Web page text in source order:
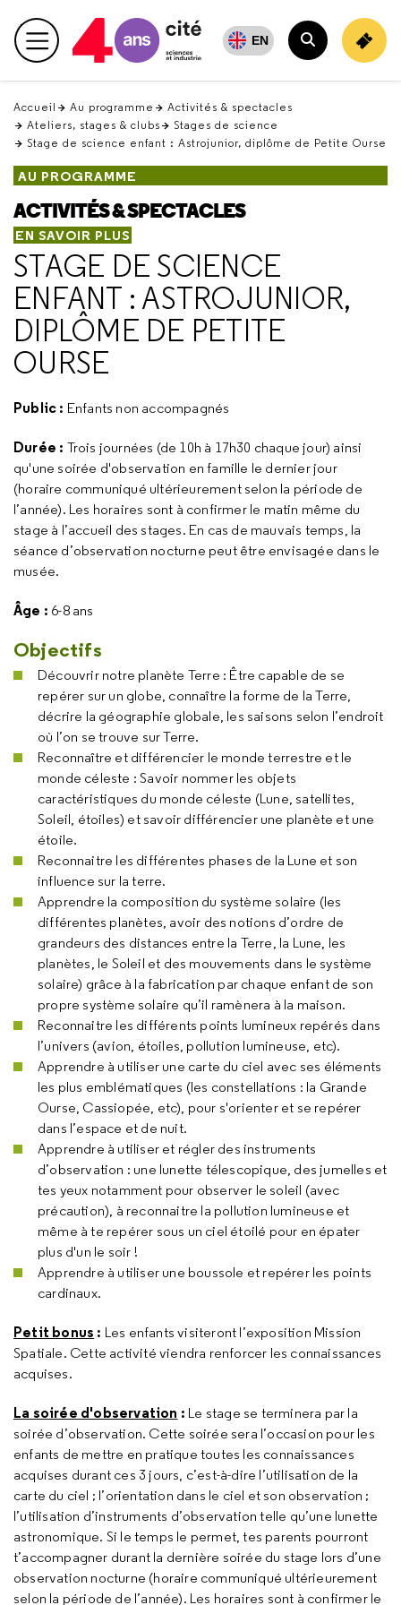
en
haut Menu principal EN
Rechercher
Accueil Au programme
Activités & spectacles
Ateliers, stages & clubs
Stages de science
Stage de science enfant : Astrojunior, diplôme de Petite Ourse
AU PROGRAMME
ACTIVITÉS & SPECTACLES
EN SAVOIR PLUS
STAGE DE SCIENCE
ENFANT : ASTROJUNIOR,
DIPLÔME DE PETITE
OURSE
Public : Enfants non accompagnés
Durée : Trois journées (de 10h à 17h30 chaque jour) ainsi
qu'une soirée d'observation en famille le dernier jour
(horaire communiqué ultérieurement selon la période de
l’année). Les horaires sont à confirmer le matin même du
stage à l’accueil des stages. En cas de mauvais temps, la
séance d’observation nocturne peut être envisagée dans le
musée.
Âge : 6-8 ans
Objectifs
Découvrir notre planète Terre : Être capable de se
repérer sur un globe, connaître la forme de la Terre,
décrire la géographie globale, les saisons selon l’endroit
où l’on se trouve sur Terre.
Reconnaître et différencier le monde terrestre et le
monde céleste : Savoir nommer les objets
caractéristiques du monde céleste (Lune, satellites,
Soleil, étoiles) et savoir différencier une planète et une
étoile.
Reconnaitre les différentes phases de la Lune et son
influence sur la terre.
Apprendre la composition du système solaire (les
différentes planètes, avoir des notions d’ordre de
grandeurs des distances entre la Terre, la Lune, les
planètes, le Soleil et des mouvements dans le système
solaire) grâce à la fabrication par chaque enfant de son
propre système solaire qu’il ramènera à la maison.
Reconnaitre les différents points lumineux repérés dans
l’univers (avion, étoiles, pollution lumineuse, etc).
Apprendre à utiliser une carte du ciel avec ses éléments
les plus emblématiques (les constellations : la Grande
Ourse, Cassiopée, etc), pour s'orienter et se repérer
dans l’espace et de nuit.
Apprendre à utiliser et régler des instruments
d’observation : une lunette télescopique, des jumelles et
tes yeux notamment pour observer le soleil (avec
précaution), à reconnaitre la pollution lumineuse et
même à te repérer sous un ciel étoilé pour en épater
plus d'un le soir !
Apprendre à utiliser une boussole et repérer les points
cardinaux.
Petit bonus : Les enfants visiteront l’exposition Mission
Spatiale. Cette activité viendra renforcer les connaissances
acquises.
La soirée d'observation : Le stage se terminera par la
soirée d’observation. Cette soirée sera l’occasion pour les
enfants de mettre en pratique toutes les connaissances
acquises durant ces 3 jours, c’est-à-dire l’utilisation de la
carte du ciel ; l’orientation dans le ciel et son observation ;
l’utilisation d’instruments d’observation telle qu’une lunette
astronomique. Si le temps le permet, tes parents pourront
t’accompagner durant la dernière soirée du stage lors d’une
observation nocturne (horaire communiqué ultérieurement
selon la période de l’année). Les horaires sont à confirmer le